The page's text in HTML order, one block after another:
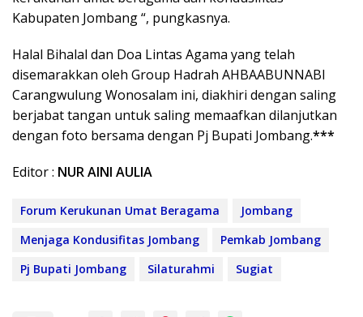
Kabupaten Jombang “, pungkasnya.
Halal Bihalal dan Doa Lintas Agama yang telah
disemarakkan oleh Group Hadrah AHBAABUNNABI
Carangwulung Wonosalam ini, diakhiri dengan saling
berjabat tangan untuk saling memaafkan dilanjutkan
dengan foto bersama dengan Pj Bupati Jombang.***
Editor : NUR AINI AULIA
Forum Kerukunan Umat Beragama
Jombang
Menjaga Kondusifitas Jombang
Pemkab Jombang
Pj Bupati Jombang
Silaturahmi Sugiat